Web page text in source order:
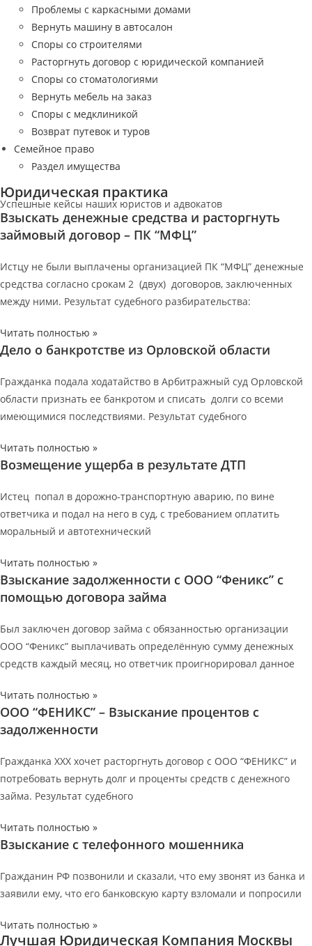
Проблемы с каркасными домами
Вернуть машину в автосалон
Споры со строителями
Расторгнуть договор с юридической компанией
Споры со стоматологиями
Вернуть мебель на заказ
Споры с медклиникой
Возврат путевок и туров
Семейное право
Раздел имущества
Юридическая практика
Успешные кейсы наших юристов и адвокатов
Взыскать денежные средства и расторгнуть
займовый договор – ПК “МФЦ”
Истцу не были выплачены организацией ПК “МФЦ” денежные
средства согласно срокам 2 (двух) договоров, заключенных
между ними. Результат судебного разбирательства:
Читать полностью »
Дело о банкротстве из Орловской области
Гражданка подала ходатайство в Арбитражный суд Орловской
области признать ее банкротом и списать долги со всеми
имеющимися последствиями. Результат судебного
Читать полностью »
Возмещение ущерба в результате ДТП
Истец попал в дорожно-транспортную аварию, по вине
ответчика и подал на него в суд, с требованием оплатить
моральный и автотехнический
Читать полностью »
Взыскание задолженности с ООО “Феникс” с
помощью договора займа
Был заключен договор займа с обязанностью организации
ООО “Феникс” выплачивать определённую сумму денежных
средств каждый месяц, но ответчик проигнорировал данное
Читать полностью »
ООО “ФЕНИКС” – Взыскание процентов с
задолженности
Гражданка ХХХ хочет расторгнуть договор с ООО “ФЕНИКС” и
потребовать вернуть долг и проценты средств с денежного
займа. Результат судебного
Читать полностью »
Взыскание с телефонного мошенника
Гражданин РФ позвонили и сказали, что ему звонят из банка и
заявили ему, что его банковскую карту взломали и попросили
Читать полностью »
Лучшая Юридическая Компания Москвы